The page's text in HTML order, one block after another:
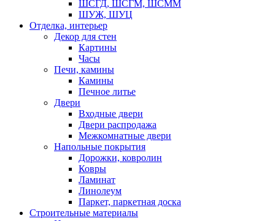
ШСГД, ШСГМ, ШСММ
ШУЖ, ШУЦ
Отделка, интерьер
Декор для стен
Картины
Часы
Печи, камины
Камины
Печное литье
Двери
Входные двери
Двери распродажа
Межкомнатные двери
Напольные покрытия
Дорожки, ковролин
Ковры
Ламинат
Линолеум
Паркет, паркетная доска
Строительные материалы